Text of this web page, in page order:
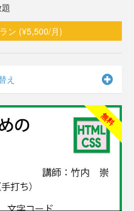
ン (¥5,500/月)
え
無料